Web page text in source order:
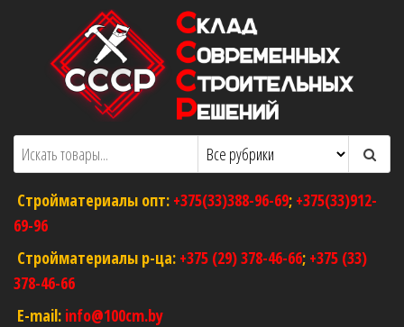
содержимому
ООО "Склад Современных Строительных
Решений"
Оптовый магазин строительных
материалов
Стройматериалы опт: +375(33)388-96-69; +375(33)912-
69-96
Стройматериалы р-ца: +375 (29) 378-46-66; +375 (33)
378-46-66
E-mail: info@100cm.by